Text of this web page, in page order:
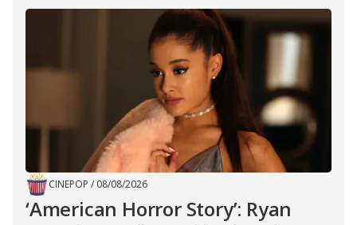
CINEPOP / 08/08/2026
‘American Horror Story’: Ryan